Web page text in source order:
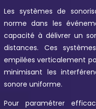
Les systèmes de
norme dans les
capacité à délivrer un
distances. Ces
empilées verticalement
minimisant les
sonore uniforme.
Pour paramétrer